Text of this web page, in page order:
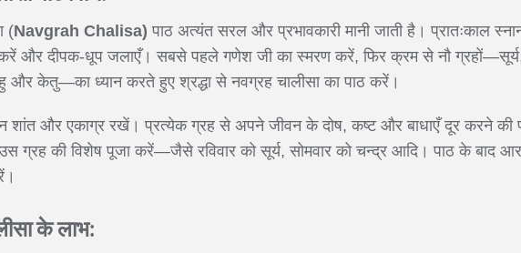
(Navgrah Chalisa) पाठ अत्यंत सरल और प्रभावकारी मानी जाती है। प्रातःकाल
और दीपक-धूप जलाएँ। सबसे पहले गणेश जी का स्मरण करें, फिर क्रम से नौ
और केतु—का ध्यान करते हुए श्रद्धा से नवग्रह चालीसा का पाठ करें।
शांत और एकाग्र रखें। प्रत्येक ग्रह से अपने जीवन के दोष, कष्ट और बाधाएँ दूर करने की
ग्रह की विशेष पूजा करें—जैसे रविवार को सूर्य, सोमवार को चन्द्र आदि। पाठ के बाद
के लाभ: